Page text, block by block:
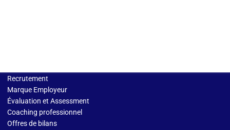
Recrutement
Marque Employeur
Évaluation et Assessment
Coaching professionnel
Offres de bilans